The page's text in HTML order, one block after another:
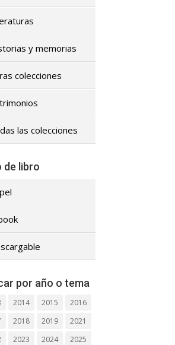
y memorias
colecciones
las colecciones
de libro
por año o tema
2014 2015
2016
2018 2019
2021
2023 2024
2025